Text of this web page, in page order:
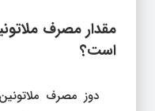
مقدار مصرف
است؟
دوز مصرف